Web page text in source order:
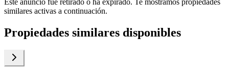
Este anuncio fue retirado o ha expirado. Te mostramos propiedades
similares activas a continuación.
Propiedades similares disponibles